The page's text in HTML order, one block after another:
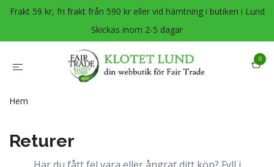
Frakt 59 kr, fri frakt från 590 kr eller vid hämtning i butiken i Lund
Skickas inom 2-5 dagar
0
Hem
Returer
Har du fått fel vara eller ångrat ditt köp? Fyll i